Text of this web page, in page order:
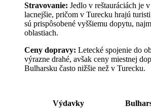
Stravovanie: Jedlo v reštauráciách je
lacnejšie, pričom v Turecku hrajú
sú prispôsobené vyššiemu dopytu,
oblastiach.
Ceny dopravy: Letecké spojenie do
výrazne drahé, avšak ceny miestnej
Bulharsku často nižšie než v Turecku.
Výdavky